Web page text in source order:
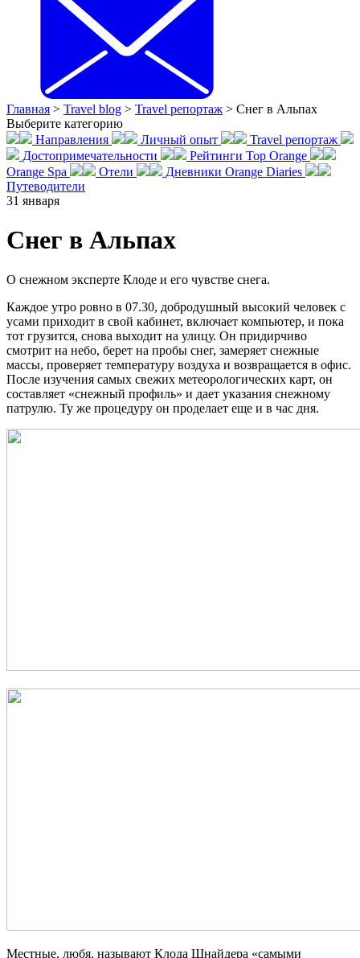
Главная > Travel blog > Travel репортаж > Снег в Альпах
Выберите категорию
Направления
Личный опыт
Travel репортаж
Достопримечательности
Рейтинги Top Orange
Orange Spa
Отели
Дневники Orange Diaries
Путеводители
31 января
Снег в Альпах
О снежном эксперте Клоде и его чувстве снега.
Каждое утро ровно в 07.30, добродушный высокий человек с
усами приходит в свой кабинет, включает компьютер, и пока
тот грузится, снова выходит на улицу. Он придирчиво
смотрит на небо, берет на пробы снег, замеряет снежные
массы, проверяет температуру воздуха и возвращается в офис.
После изучения самых свежих метеорологических карт, он
составляет «снежный профиль» и дает указания снежному
патрулю. Ту же процедуру он проделает еще и в час дня.
Местные, любя, называют Клода Шнайдера «самыми